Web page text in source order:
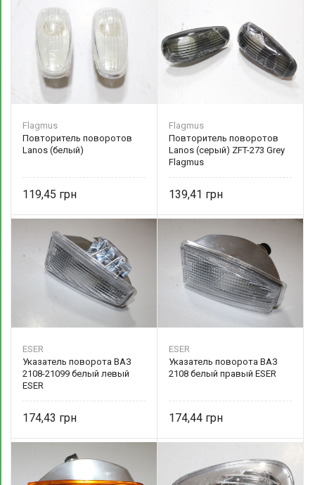
Flagmus
Повторитель поворотов
Lanos (белый)
119,45
Flagmus
Повторитель поворотов
Lanos (серый) ZFT-273 Grey
Flagmus
139,41
ESER
Указатель поворота ВАЗ
2108-21099 белый левый
ESER
174,43
ESER
Указатель поворота ВАЗ
2108 белый правый ESER
174,44